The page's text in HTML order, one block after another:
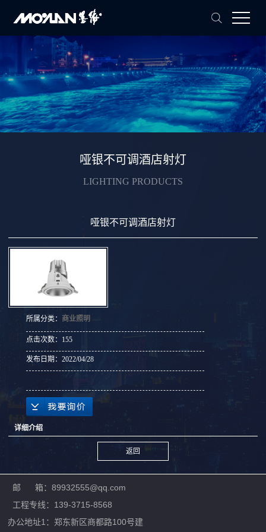
哑银不可调酒店射灯
LIGHTING PRODUCTS
哑银不可调酒店射灯
所属分类： 商业照明
点击次数： 155
发布日期： 2022/04/28
详细介绍
返回
邮 箱：89932555@qq.com
工程专线：139-3715-8568
办公地址1：郑东新区商都路100号建